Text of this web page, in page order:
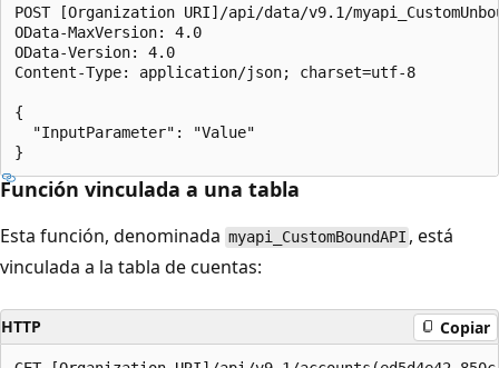
POST [Organization URI]/api/data/v9.1/
OData-MaxVersion: 4.0
OData-Version: 4.0
Content-Type: application/json; charset=utf-8
{
  "InputParameter": "Value"
Función vinculada a una tabla
Esta función, denominada myapi_CustomBoundAPI , está
vinculada a la tabla de cuentas:
HTTP Copiar